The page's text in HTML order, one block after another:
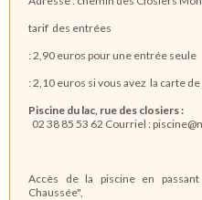
tarif des entrées
: 2,90 euros pour une entrée seule
: 2,10 euros si vous avez la carte
Piscine du lac, rue des closiers :
02 38 85 53 62 Courriel :
Accès de la piscine en
Chaussée",